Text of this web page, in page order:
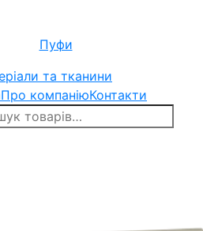
Пуфи
та тканини
Про компаніюКонтакти